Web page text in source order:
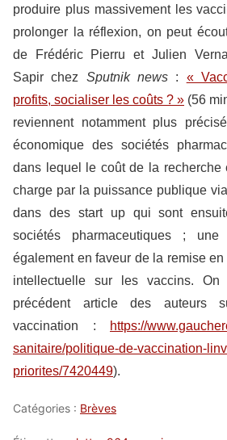
produire plus massivement les
prolonger la réflexion, on peut
de Frédéric Pierru et Julien
Sapir chez Sputnik news : «
profits, socialiser les coûts ? » (56
reviennent notamment plus
économique des sociétés
dans lequel le coût de la recherche
charge par la puissance publique
dans des start up qui sont
sociétés pharmaceutiques ;
également en faveur de la remise
intellectuelle sur les vaccins.
précédent article des auteurs
vaccination :
https://
sanitaire/politique-de-vaccination-
priorites/7420449).
Catégories : Brèves